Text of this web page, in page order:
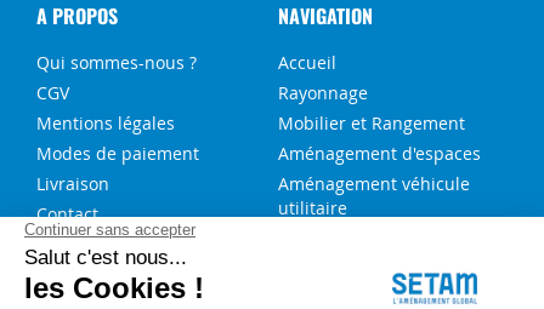
A PROPOS
Qui sommes-nous ?
CGV
Mentions légales
Modes de paiement
Livraison
Contact
NAVIGATION
Accueil
Rayonnage
Mobilier et Rangement
Aménagement d'espaces
Aménagement véhicule
utilitaire
NOS SERVICES